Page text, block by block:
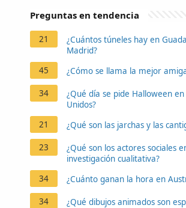
Preguntas en tendencia
21
¿Cuántos túneles hay en
Madrid?
45
¿Cómo se llama la mejor
34
¿Qué día se pide Halloween en
Unidos?
21
¿Qué son las jarchas y las
23
¿Qué son los actores sociales
investigación cualitativa?
34
¿Cuánto ganan la hora en
34 ¿Qué dibujos animados son